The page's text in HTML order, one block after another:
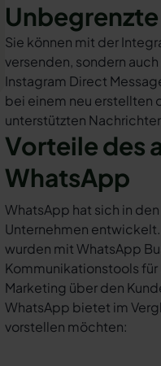
Sie können mit der
versenden, sondern
Instagram Direct
bei einem neu erstellten
unterstützten
Vorteile des
WhatsApp
WhatsApp hat sich in
Unternehmen
wurden mit WhatsApp
Kommunikationstools
Marketing über den
WhatsApp bietet im
vorstellen möchten: